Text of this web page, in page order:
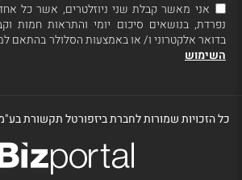
אני מאשר קבלת שני ניוזלטרים, אשר כל
נפרדת, בנושאים סיכום יומי והתראות חמות
בדואר אלקטרוני ו/ או באמצעות הסלולר בהתאם
השימוש
כל הזכויות שמורות לחברת ביזפורטל תקשורת